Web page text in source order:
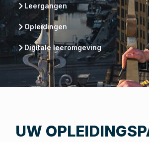
Leergangen
Opleidingen
Digitale leeromgeving
UW